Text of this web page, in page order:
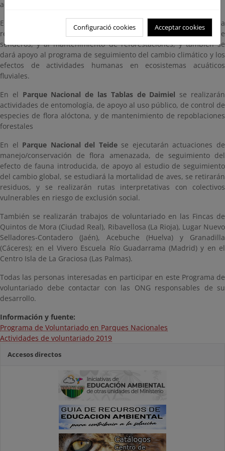
acuáticos fluviales.
En el
Parque Nacional de Sierra Nevada
se procederá a la
restauración ambiental en altas cumbres, a la mejora de
senderos, y al mantenimiento de reforestaciones, y también se
dará apoyo al programa de seguimiento del cambio climático y los
efectos de actividades humanas en ecosistemas acuáticos
fluviales.
En el Parque Nacional de las Tablas de Daimiel se realizarán
actividades de entomología, de apoyo al uso público, de control de
especies de flora alóctona, y de mantenimiento de repoblaciones
forestales
En el Parque Nacional del Teidese ejecutarán actuaciones de
manejo/conservación de flora amenazada, de seguimiento del
efecto de fauna introducida, de apoyo al estudio de seguimiento
del cambio global, se estudiará la mortalidad de aves, se retirarán
residuos, y se realizarán rutas interpretativas con colectivos
vulnerables en riesgo de exclusión social.
También se realizarán trabajos de voluntariado en las Fincas de
Quintos de Mora (Ciudad Real), Ribavellosa (La Rioja), Lugar Nuevo
Selladores-Contadero (Jaén), Acebuche (Huelva) y Granadilla
(Cáceres); en el Vivero Escuela Río Guadarrama (Madrid) y en el
Centro Isla de La Graciosa (Las Palmas).
Todas las personas interesadas en participar en este Programa de
voluntariado debe contactar con las ONG responsables de su
desarrollo.
Información y fuente:
Programa de Voluntariado en Parques Nacionales
Actividades de voluntariado 2019
Accesos directos
Configuració cookies Acceptar cookies